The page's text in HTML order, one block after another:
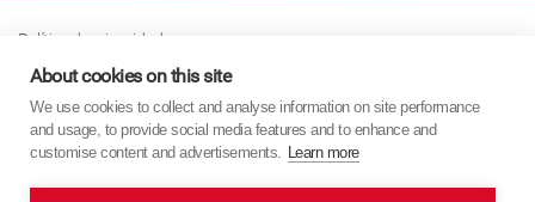
Política de privacidad
Business Partner Privacy
Política De Cookies
Modern Slavery Act Policy
About cookies on this site
We use cookies to collect and analyse information on site performance
and usage, to provide social media features and to enhance and
customise content and advertisements. Learn more